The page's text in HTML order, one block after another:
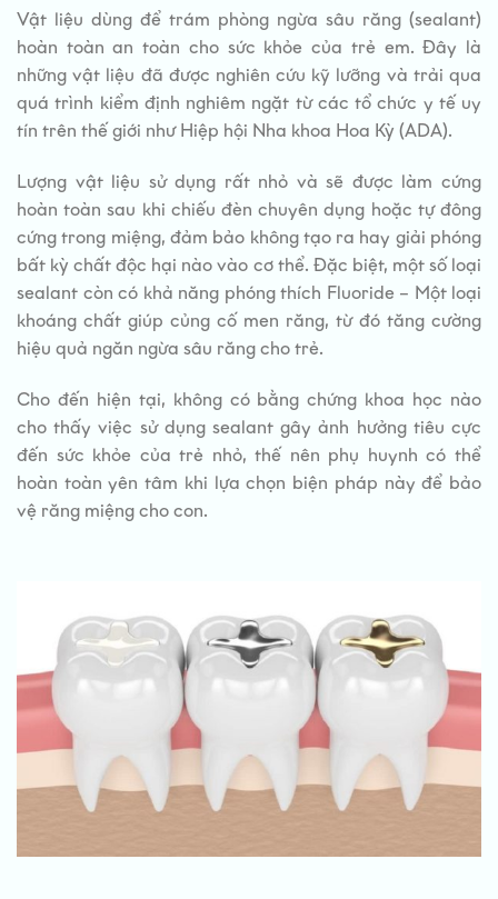
Vật liệu dùng để trám phòng ngừa sâu răng (sealant)
hoàn toàn an toàn cho sức khỏe của trẻ em. Đây là
những vật liệu đã được nghiên cứu kỹ lưỡng và trải qua
quá trình kiểm định nghiêm ngặt từ các tổ chức y tế uy
tín trên thế giới như Hiệp hội Nha khoa Hoa Kỳ (ADA).
Lượng vật liệu sử dụng rất nhỏ và sẽ được làm cứng
hoàn toàn sau khi chiếu đèn chuyên dụng hoặc tự đông
cứng trong miệng, đảm bảo không tạo ra hay giải phóng
bất kỳ chất độc hại nào vào cơ thể. Đặc biệt, một số loại
sealant còn có khả năng phóng thích Fluoride – Một loại
khoáng chất giúp củng cố men răng, từ đó tăng cường
hiệu quả ngăn ngừa sâu răng cho trẻ.
Cho đến hiện tại, không có bằng chứng khoa học nào
cho thấy việc sử dụng sealant gây ảnh hưởng tiêu cực
đến sức khỏe của trẻ nhỏ, thế nên phụ huynh có thể
hoàn toàn yên tâm khi lựa chọn biện pháp này để bảo
vệ răng miệng cho con.